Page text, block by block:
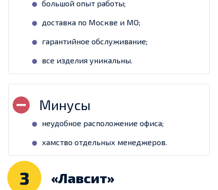
большой опыт работы;
доставка по Москве и МО;
гарантийное обслуживание;
все изделия уникальны.
неудобное расположение офиса;
хамство отдельных менеджеров.
3 «Лавсит»